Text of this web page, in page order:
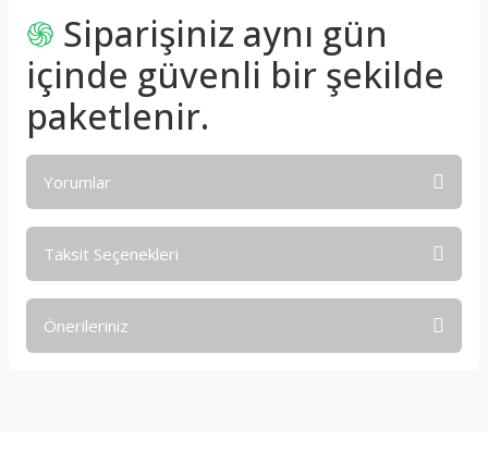
֍ Siparişiniz aynı gün
içinde güvenli bir şekilde
paketlenir.
Yorumlar
Taksit Seçenekleri
Önerileriniz